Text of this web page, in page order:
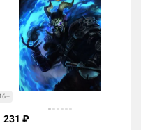
16+
231 ₽